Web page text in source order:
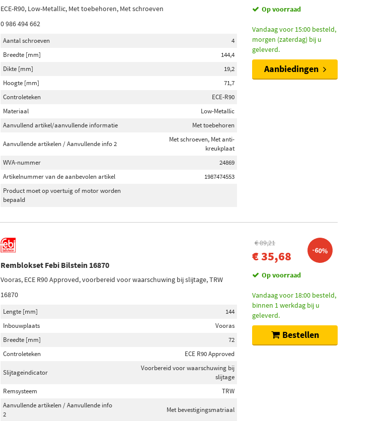
ECE-R90, Low-Metallic, Met toebehoren, Met schroeven
0 986 494 662
Aantal schroeven
4
Breedte [mm]
144,4
Dikte [mm]
19,2
Hoogte [mm]
71,7
Controleteken
ECE-R90
Materiaal
Low-Metallic
Aanvullend artikel/aanvullende informatie
Met toebehoren
Aanvullende artikelen / Aanvullende info 2
Met schroeven, Met anti-
kreukplaat
WVA-nummer
24869
Artikelnummer van de aanbevolen artikel
1987474553
Product moet op voertuig of motor worden
bepaald
Op voorraad
Vandaag voor 15:00 besteld,
morgen (zaterdag) bij u
geleverd.
Aanbiedingen
Remblokset Febi Bilstein 16870
Vooras, ECE R90 Approved, voorbereid voor waarschuwing bij slijtage, TRW
16870
Lengte [mm]
144
Inbouwplaats
Vooras
Breedte [mm]
72
Controleteken
ECE R90 Approved
Slijtageindicator
Voorbereid voor waarschuwing bij
slijtage
Remsysteem
TRW
Aanvullende artikelen / Aanvullende info
2
Met bevestigingsmatriaal
€ 89,21
€ 35,68 -60%
Op voorraad
Vandaag voor 18:00 besteld,
binnen 1 werkdag bij u
geleverd.
Bestellen